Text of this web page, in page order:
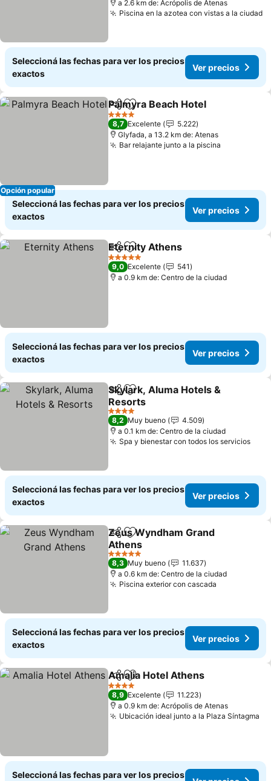
a 2.6 km de: Acrópolis de Atenas
Piscina en la azotea con vistas a la ciudad
Seleccioná las fechas para ver los precios
exactos
Ver precios
Opción popular
CompartirAñadir a favoritos
Palmyra Beach Hotel
4 Estrellas
8,7 Excelente
5.222
Glyfada, a 13.2 km de: Atenas
Bar relajante junto a la piscina
Seleccioná las fechas para ver los precios
exactos
Ver precios
CompartirAñadir a favoritos
Eternity Athens
5 Estrellas
9,0 Excelente
541
a 0.9 km de: Centro de la ciudad
Seleccioná las fechas para ver los precios
exactos
Ver precios
CompartirAñadir a favoritos
Skylark, Aluma Hotels &
Resorts
Ver precios
4 Estrellas
8,2 Muy bueno
4.509
a 0.1 km de: Centro de la ciudad
Spa y bienestar con todos los serviciosVer
Seleccioná las fechas para ver los precios
exactos
Ver precios
CompartirAñadir a favoritos
Zeus Wyndham Grand
Athens
Ver precios
5 Estrellas
8,3 Muy bueno
11.637
a 0.6 km de: Centro de la ciudad
Piscina exterior con cascada
Seleccioná las fechas para ver los precios
exactos
Ver precios
CompartirAñadir a favoritos
Amalia Hotel Athens
4 Estrellas
8,9 Excelente
11.223
a 0.9 km de: Acrópolis de Atenas
Ubicación ideal junto a la Plaza Síntagma
Seleccioná las fechas para ver los precios